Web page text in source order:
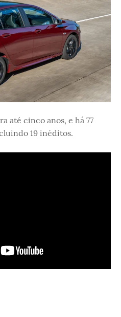
até cinco anos, e há 77
19 inéditos.